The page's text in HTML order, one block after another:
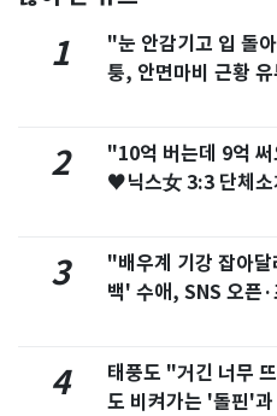
1
"눈 안감기고 입 돌
퉁, 안면마비 근황
2
"10억 버는데 9억
♥닉스女 3:3 단체소
3
"배우계 기강 잡아
백' 수애, SNS 오픈·
4
태풍도 "거긴 너무
도 비켜가는 '돌핀'